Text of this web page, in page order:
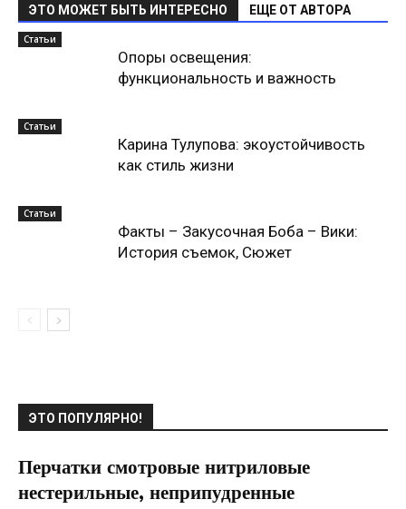
ЭТО МОЖЕТ БЫТЬ ИНТЕРЕСНО ЕЩЕ ОТ АВТОРА
Статьи
Опоры освещения:
функциональность и важность
Статьи
Карина Тулупова: экоустойчивость
как стиль жизни
Статьи
Факты – Закусочная Боба – Вики:
История съемок, Сюжет
ЭТО ПОПУЛЯРНО!
Перчатки смотровые нитриловые
нестерильные, неприпудренные
16.06.2019